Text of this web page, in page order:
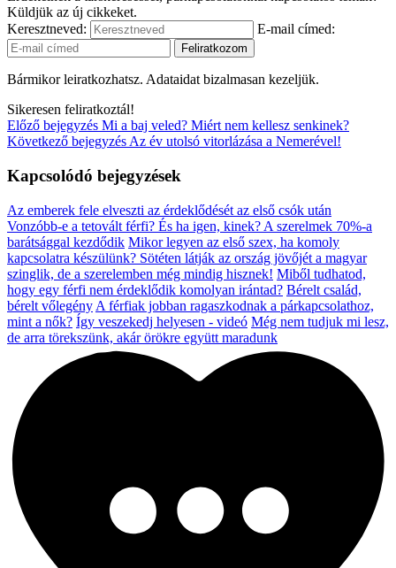
Küldjük az új cikkeket.
Keresztneved:
E-mail címed:
Bármikor leiratkozhatsz. Adataidat bizalmasan kezeljük.
Sikeresen feliratkoztál!
Előző bejegyzés Mi a baj veled? Miért nem kellesz senkinek?
Következő bejegyzés Az év utolsó vitorlázása a Nemerével!
Kapcsolódó bejegyzések
Az emberek fele elveszti az érdeklődését az első csók után
Vonzóbb-e a tetovált férfi? És ha igen, kinek? A szerelmek 70%-a
barátsággal kezdődik Mikor legyen az első szex, ha komoly
kapcsolatra készülünk? Sötéten látják az ország jövőjét a magyar
szinglik, de a szerelemben még mindig hisznek! Miből tudhatod,
hogy egy férfi nem érdeklődik komolyan irántad? Bérelt család,
bérelt vőlegény A férfiak jobban ragaszkodnak a párkapcsolathoz,
mint a nők? Így veszekedj helyesen - videó Még nem tudjuk mi lesz,
de arra törekszünk, akár örökre együtt maradunk